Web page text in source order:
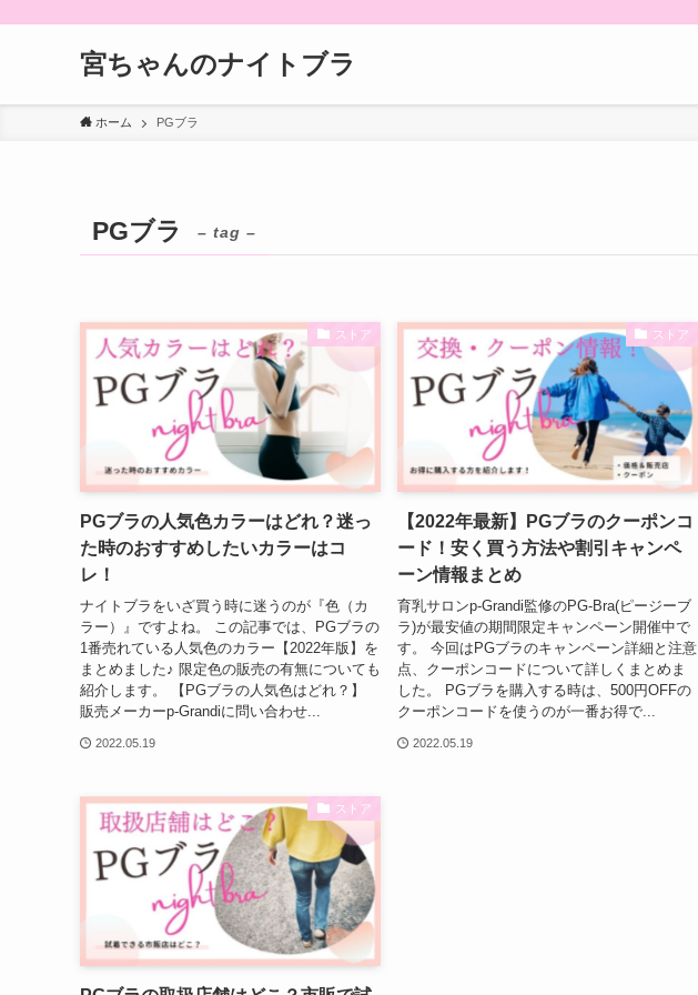
宮ちゃんのナイトブラ
ホーム PGブラ
PGブラ – tag –
ストア
PGブラの人気色カラーはどれ？迷っ
た時のおすすめしたいカラーはコ
レ！
ナイトブラをいざ買う時に迷うのが『色（カ
ラー）』ですよね。 この記事では、PGブラの
1番売れている人気色のカラー【2022年版】を
まとめました♪ 限定色の販売の有無についても
紹介します。 【PGブラの人気色はどれ？】
販売メーカーp-Grandiに問い合わせ...
2022.05.19
ストア
【2022年最新】PGブラのクーポンコ
ード！安く買う方法や割引キャンペ
ーン情報まとめ
育乳サロンp-Grandi監修のPG-Bra(ピージーブ
ラ)が最安値の期間限定キャンペーン開催中で
す。 今回はPGブラのキャンペーン詳細と注意
点、クーポンコードについて詳しくまとめま
した。 PGブラを購入する時は、500円OFFの
クーポンコードを使うのが一番お得で...
2022.05.19
ストア